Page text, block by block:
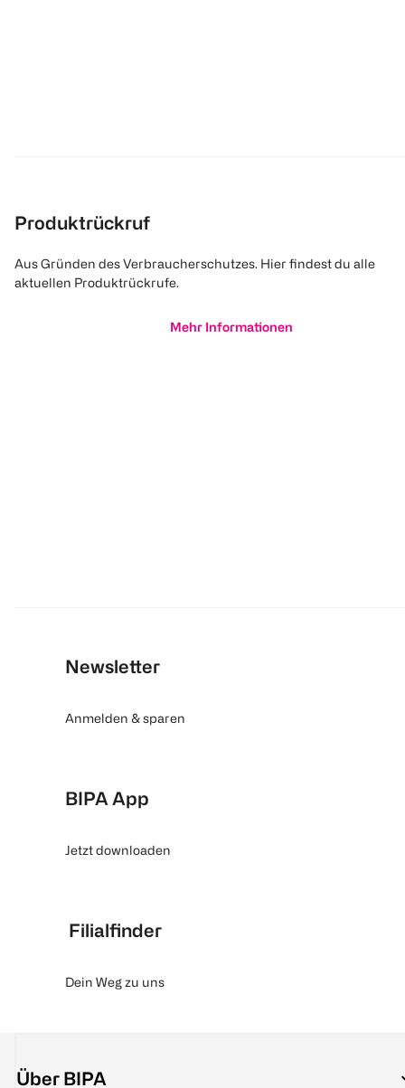
Produktrückruf
Aus Gründen des Verbraucherschutzes. Hier findest du alle
aktuellen Produktrückrufe.
Mehr Informationen
Newsletter
Anmelden & sparen
BIPA App
Jetzt downloaden
Filialfinder
Dein Weg zu uns
Über BIPA